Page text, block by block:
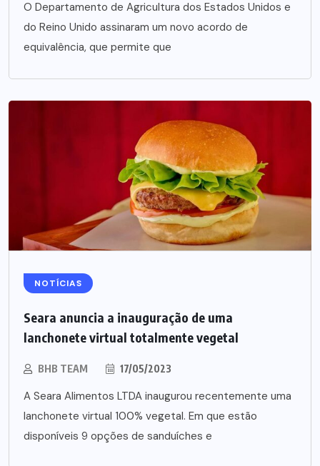
O Departamento de Agricultura dos Estados Unidos e
do Reino Unido assinaram um novo acordo de
equivalência, que permite que
NOTÍCIAS
Seara anuncia a inauguração de uma
lanchonete virtual totalmente vegetal
BHB TEAM 17/05/2023
A Seara Alimentos LTDA inaugurou recentemente uma
lanchonete virtual 100% vegetal. Em que estão
disponíveis 9 opções de sanduíches e